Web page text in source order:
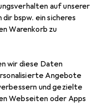
auf unserer
bspw. ein sicheres
Warenkorb zu
wir diese Daten
Angebote
und gezielte
Webseiten oder Apps
Marke
Mehr von RS PRO